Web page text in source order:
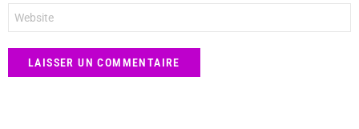
web